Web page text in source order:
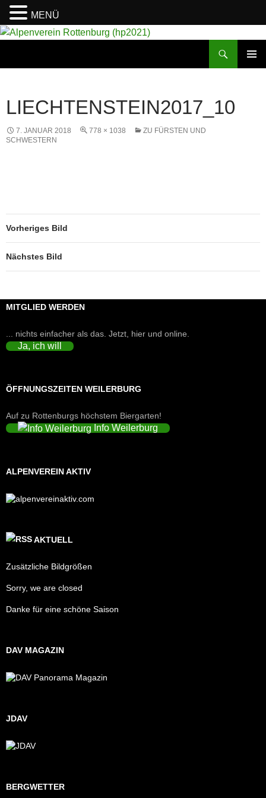
LIECHTENSTEIN2017_10
7. JANUAR 2018 778 × 1038
ZU FÜRSTEN UND
SCHWESTERN
Vorheriges Bild
Nächstes Bild
MITGLIED WERDEN
... nichts einfacher als das. Jetzt, hier und online.
Ja, ich will
ÖFFNUNGSZEITEN WEILERBURG
Auf zu Rottenburgs höchstem Biergarten!
Info Weilerburg
ALPENVEREIN AKTIV
AKTUELL
Zusätzliche Bildgrößen
Sorry, we are closed
Danke für eine schöne Saison
DAV MAGAZIN
JDAV
BERGWETTER
MENÜ